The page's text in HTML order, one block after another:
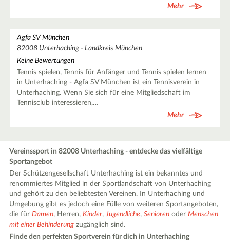
Mehr
Agfa SV München
82008 Unterhaching - Landkreis München
Keine Bewertungen
Tennis spielen, Tennis für Anfänger und Tennis spielen lernen
in Unterhaching - Agfa SV München ist ein Tennisverein in
Unterhaching. Wenn Sie sich für eine Mitgliedschaft im
Tennisclub interessieren,…
Mehr
Vereinssport in 82008 Unterhaching - entdecke das vielfältige
Sportangebot
Der Schützengesellschaft Unterhaching ist ein bekanntes und
renommiertes Mitglied in der Sportlandschaft von Unterhaching
und gehört zu den beliebtesten Vereinen. In Unterhaching und
Umgebung gibt es jedoch eine Fülle von weiteren Sportangeboten,
die fürDamen, Herren,Kinder,Jugendliche,Senioren oderMenschen
mit einer Behinderung zugänglich sind.
Finde den perfekten Sportverein für dich in Unterhaching